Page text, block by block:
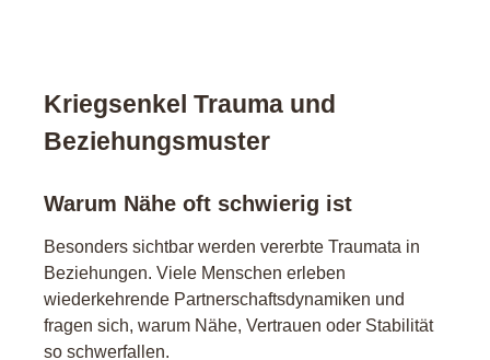
Kriegsenkel Trauma und
Beziehungsmuster
Warum Nähe oft schwierig ist
Besonders sichtbar werden vererbte Traumata in
Beziehungen. Viele Menschen erleben
wiederkehrende Partnerschaftsdynamiken und
fragen sich, warum Nähe, Vertrauen oder Stabilität
so schwerfallen.